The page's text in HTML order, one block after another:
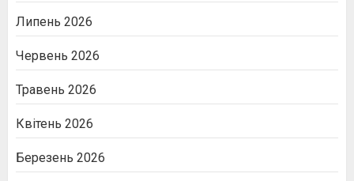
Липень 2026
Червень 2026
Травень 2026
Квітень 2026
Березень 2026